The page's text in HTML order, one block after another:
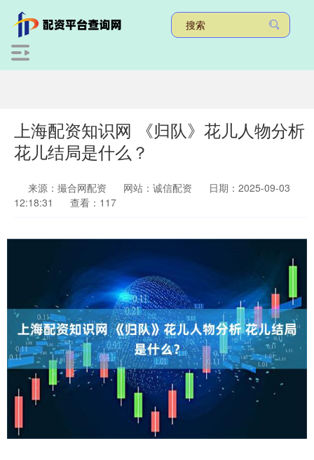
上海配资知识网 《归队》花儿人物分析
花儿结局是什么？
来源：撮合网配资 网站：诚信配资
日期：2025-09-03
12:18:31
查看：117